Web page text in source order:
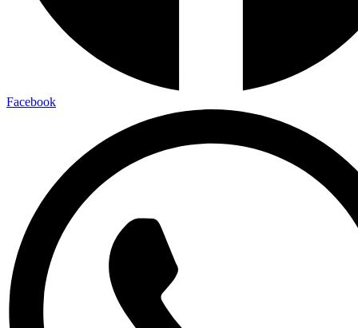
Facebook